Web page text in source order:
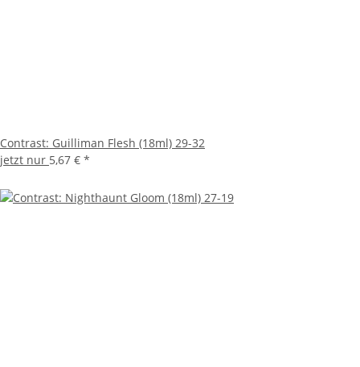
Contrast: Guilliman Flesh (18ml) 29-32
jetzt nur 5,67 € *